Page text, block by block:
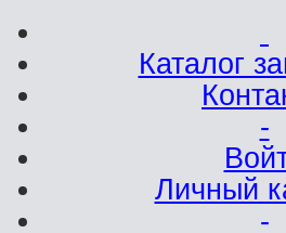
Каталог
-
Личный
-